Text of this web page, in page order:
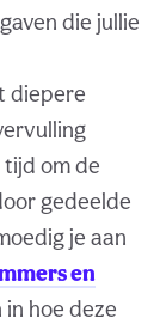
die jullie
diepere
om de
gedeelde
je aan
en
hoe deze